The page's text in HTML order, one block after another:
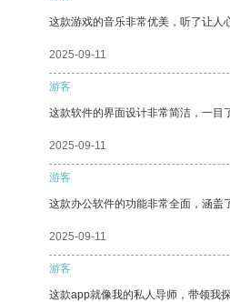
这款游戏的音乐非常优美，听了让人
2025-09-11
游客
这款软件的界面设计非常简洁，一目
2025-09-11
游客
这款办公软件的功能非常全面，涵盖
2025-09-11
游客
这款app就像我的私人导师，带领我